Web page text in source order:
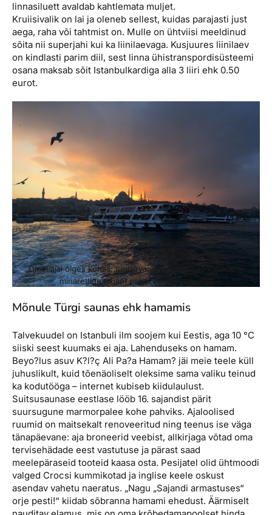
linnasiluett avaldab kahtlemata muljet.
Kruiisivalik on lai ja oleneb sellest, kuidas parajasti just
aega, raha või tahtmist on. Mulle on ühtviisi meeldinud
sõita nii superjahi kui ka liinilaevaga. Kusjuures liinilaev
on kindlasti parim diil, sest linna ühistranspordisüsteemi
osana maksab sõit Istanbulkardiga alla 3 liiri ehk 0.50
eurot.
Õigel ajal õiges kohas: liinilaeva ümber tiirlevad kajakad ja
minarettide tagant paistev loojangukuma.
Mõnule Türgi saunas ehk hamamis
Talvekuudel on Istanbuli ilm soojem kui Eestis, aga 10 °C
siiski seest kuumaks ei aja. Lahenduseks on hamam.
Beyo?lus asuv K?l?ç Ali Pa?a Hamam? jäi meie teele küll
juhuslikult, kuid tõenäoliselt oleksime sama valiku teinud
ka kodutööga – internet kubiseb kiidulaulust.
Suitsusaunase eestlase lööb 16. sajandist pärit
suursugune marmorpalee kohe pahviks. Ajaloolised
ruumid on maitsekalt renoveeritud ning teenus ise väga
tänapäevane: aja broneerid veebist, allkirjaga võtad oma
tervisehädade eest vastutuse ja pärast saad
meelepäraseid tooteid kaasa osta. Pesijatel olid ühtmoodi
valged Crocsi kummikotad ja inglise keele oskust
asendav vahetu naeratus. „Nagu „Sajandi armastuses“
orje pesti!“ kiidab sõbranna hamami ehedust. Äärmiselt